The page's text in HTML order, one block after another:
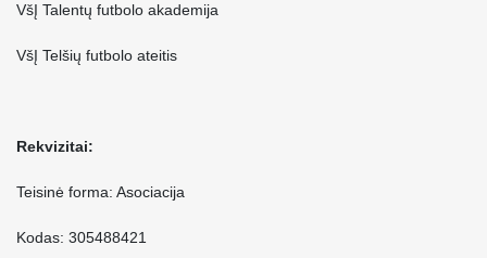
VšĮ Talentų futbolo akademija
VšĮ Telšių futbolo ateitis
Rekvizitai:
Teisinė forma: Asociacija
Kodas: 305488421